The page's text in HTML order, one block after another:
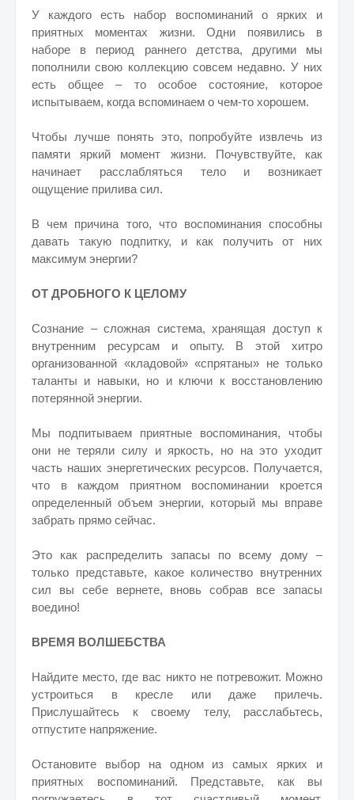
У каждого есть набор воспоминаний о ярких и
приятных моментах жизни. Одни появились в
наборе в период раннего детства, другими мы
пополнили свою коллекцию совсем недавно. У них
есть общее – то особое состояние, которое
испытываем, когда вспоминаем о чем-то хорошем.
Чтобы лучше понять это, попробуйте извлечь из
памяти яркий момент жизни. Почувствуйте, как
начинает расслабляться тело и возникает
ощущение прилива сил.
В чем причина того, что воспоминания способны
давать такую подпитку, и как получить от них
максимум энергии?
ОТ ДРОБНОГО К ЦЕЛОМУ
Сознание – сложная система, хранящая доступ к
внутренним ресурсам и опыту. В этой хитро
организованной «кладовой» «спрятаны» не только
таланты и навыки, но и ключи к восстановлению
потерянной энергии.
Мы подпитываем приятные воспоминания, чтобы
они не теряли силу и яркость, но на это уходит
часть наших энергетических ресурсов. Получается,
что в каждом приятном воспоминании кроется
определенный объем энергии, который мы вправе
забрать прямо сейчас.
Это как распределить запасы по всему дому –
только представьте, какое количество внутренних
сил вы себе вернете, вновь собрав все запасы
воедино!
ВРЕМЯ ВОЛШЕБСТВА
Найдите место, где вас никто не потревожит. Можно
устроиться в кресле или даже прилечь.
Прислушайтесь к своему телу, расслабьтесь,
отпустите напряжение.
Остановите выбор на одном из самых ярких и
приятных воспоминаний. Представьте, как вы